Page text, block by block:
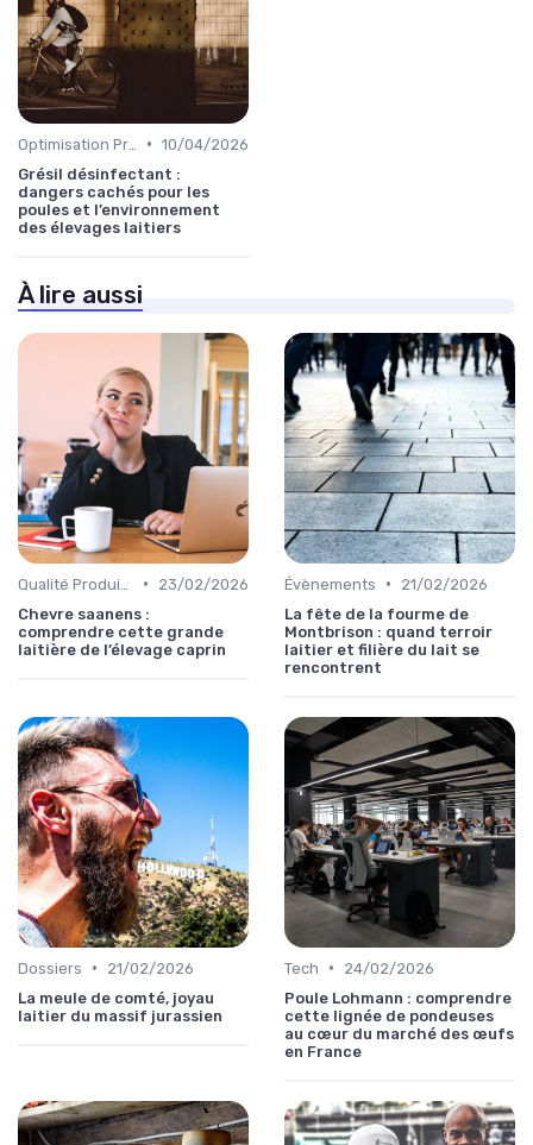
• 10/04/2026
Grésil désinfectant :
dangers cachés pour les
poules et l’environnement
des élevages laitiers
À lire aussi
•
23/02/2026
Chevre saanens :
comprendre cette grande
laitière de l’élevage caprin
Évènements •
21/02/2026
La fête de la fourme de
Montbrison : quand terroir
laitier et filière du lait se
rencontrent
Dossiers •
21/02/2026
La meule de comté, joyau
laitier du massif jurassien
Tech •
24/02/2026
Poule Lohmann : comprendre
cette lignée de pondeuses
au cœur du marché des œufs
en France